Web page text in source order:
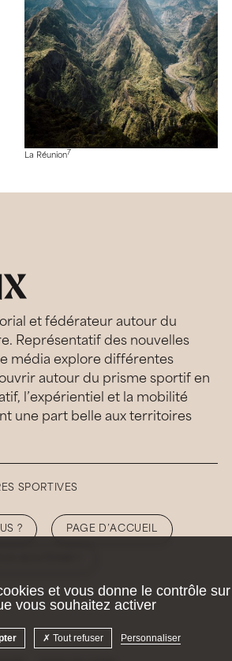
La Réunion7
et fédérateur autour du
Représentatif des nouvelles
média explore différentes
autour du prisme sportif en
l’expérientiel et la mobilité
une part belle aux territoires
SPORTIVES
? PAGE D’ACCUEIL
et vous donne le contrôle sur
vous souhaitez activer
Tout refuser Personnaliser